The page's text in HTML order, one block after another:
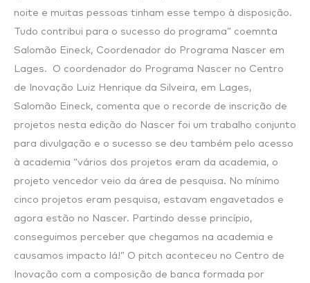
noite e muitas pessoas tinham esse tempo à disposição.
Tudo contribui para o sucesso do programa” coemnta
Salomão Eineck, Coordenador do Programa Nascer em
Lages. O coordenador do Programa Nascer no Centro
de Inovação Luiz Henrique da Silveira, em Lages,
Salomão Eineck, comenta que o recorde de inscrição de
projetos nesta edição do Nascer foi um trabalho conjunto
para divulgação e o sucesso se deu também pelo acesso
à academia “vários dos projetos eram da academia, o
projeto vencedor veio da área de pesquisa. No mínimo
cinco projetos eram pesquisa, estavam engavetados e
agora estão no Nascer. Partindo desse princípio,
conseguimos perceber que chegamos na academia e
causamos impacto lá!” O pitch aconteceu no Centro de
Inovação com a composição de banca formada por